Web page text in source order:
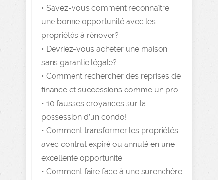
• Savez-vous comment reconnaître
une bonne opportunité avec les
propriétés à rénover?
• Devriez-vous acheter une maison
sans garantie légale?
• Comment rechercher des reprises de
finance et successions comme un pro
• 10 fausses croyances sur la
possession d’un condo!
• Comment transformer les propriétés
avec contrat expiré ou annulé en une
excellente opportunité
• Comment faire face à une surenchère